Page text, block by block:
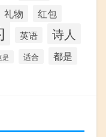
礼物 红包
英语 诗人
是 适合 都是